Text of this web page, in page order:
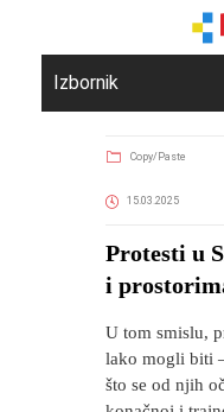
Izbornik
Copy/Paste
15.03.2025
Protesti u
i
U tom smislu,
lako mogli biti
što se od njih